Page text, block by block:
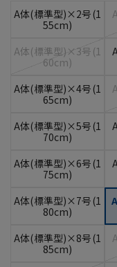
A体(標準型)×2号(1
55cm)
A体(標準型)×3号(1
60cm)
A体(標準型)×4号(1
65cm)
A体(標準型)×5号(1
70cm)
A体(標準型)×6号(1
75cm)
A体(標準型)×7号(1
80cm)
A体(標準型)×8号(1
85cm)